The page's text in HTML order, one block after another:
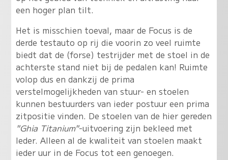
een hoger plan tilt.
Het is misschien toeval, maar de Focus is de
derde testauto op rij die voorin zo veel ruimte
biedt dat de (forse) testrijder met de stoel in de
achterste stand niet bij de pedalen kan! Ruimte
volop dus en dankzij de prima
verstelmogelijkheden van stuur- en stoelen
kunnen bestuurders van ieder postuur een prima
zitpositie vinden. De stoelen van de hier gereden
"Ghia Titanium"-uitvoering zijn bekleed met
leder. Alleen al de kwaliteit van stoelen maakt
ieder uur in de Focus tot een genoegen.